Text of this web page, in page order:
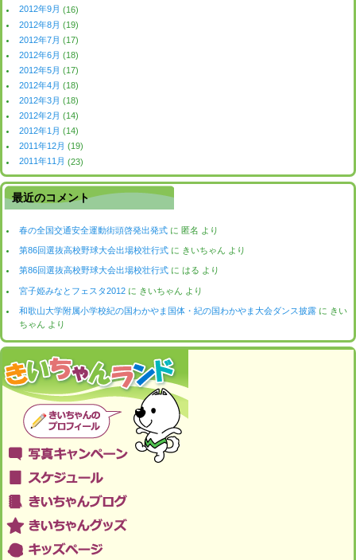
2012年9月 (16)
2012年8月 (19)
2012年7月 (17)
2012年6月 (18)
2012年5月 (17)
2012年4月 (18)
2012年3月 (18)
2012年2月 (14)
2012年1月 (14)
2011年12月 (19)
2011年11月 (23)
最近のコメント
春の全国交通安全運動街頭啓発出発式 に匿名 より
第86回選抜高校野球大会出場校壮行式 に きいちゃん より
第86回選抜高校野球大会出場校壮行式 にはる より
宮子姫みなとフェスタ2012 に きいちゃん より
和歌山大学附属小学校紀の国わかやま国体・紀の国わかやま大会ダンス披露 に きい
ちゃん より